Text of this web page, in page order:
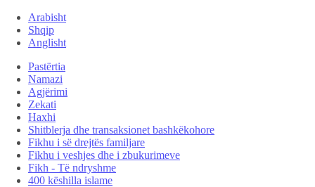
Arabisht
Shqip
Anglisht
Pastërtia
Namazi
Agjërimi
Zekati
Haxhi
Shitblerja dhe transaksionet bashkëkohore
Fikhu i së drejtës familjare
Fikhu i veshjes dhe i zbukurimeve
Fikh - Të ndryshme
400 këshilla islame